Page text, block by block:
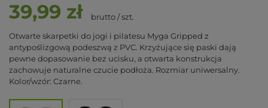
39,99 zł brutto/szt.
Otwarte skarpetki do jogi i pilatesu Myga Gripped z
antypoślizgową podeszwą z PVC. Krzyżujące się paski dają
pewne dopasowanie bez ucisku, a otwarta konstrukcja
zachowuje naturalne czucie podłoża. Rozmiar uniwersalny.
Kolor/wzór: Czarne.